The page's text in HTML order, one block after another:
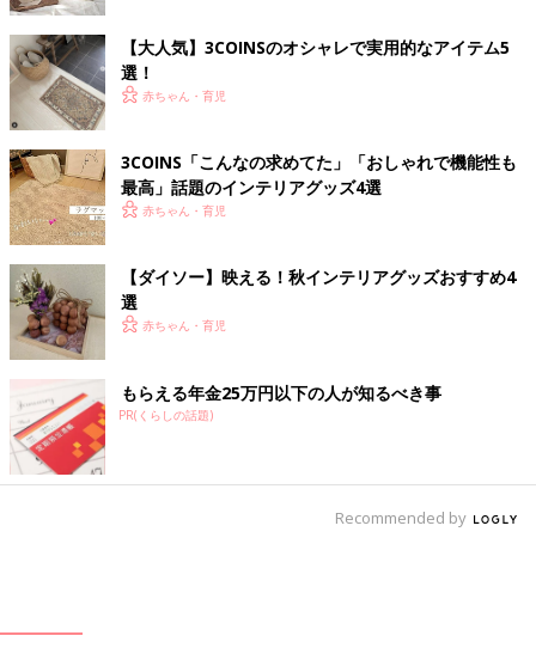
【大人気】3COINSのオシャレで実用的なアイテム5
選！
赤ちゃん・育児
3COINS「こんなの求めてた」「おしゃれで機能性も
最高」話題のインテリアグッズ4選
赤ちゃん・育児
【ダイソー】映える！秋インテリアグッズおすすめ4
選
赤ちゃん・育児
もらえる年金25万円以下の人が知るべき事
PR(くらしの話題)
Recommended by